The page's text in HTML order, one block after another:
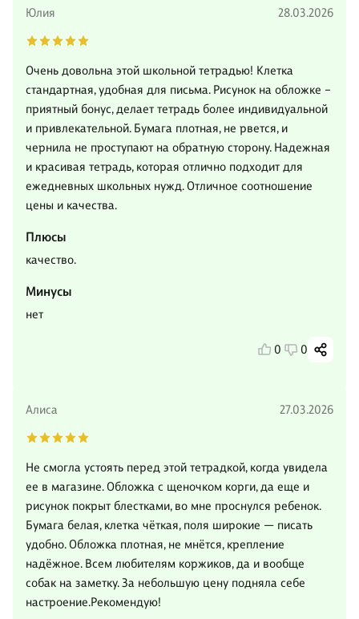
Юлия 28.03.2026
Очень довольна этой школьной тетрадью! Клетка
стандартная, удобная для письма. Рисунок на обложке –
приятный бонус, делает тетрадь более индивидуальной
и привлекательной. Бумага плотная, не рвется, и
чернила не проступают на обратную сторону. Надежная
и красивая тетрадь, которая отлично подходит для
ежедневных школьных нужд. Отличное соотношение
цены и качества.
Плюсы
качество.
Минусы
нет
0 0
Алиса 27.03.2026
Не смогла устоять перед этой тетрадкой, когда увидела
ее в магазине. Обложка с щеночком корги, да еще и
рисунок покрыт блестками, во мне проснулся ребенок.
Бумага белая, клетка чёткая, поля широкие — писать
удобно. Обложка плотная, не мнётся, крепление
надёжное. Всем любителям коржиков, да и вообще
собак на заметку. За небольшую цену подняла себе
настроение.Рекомендую!